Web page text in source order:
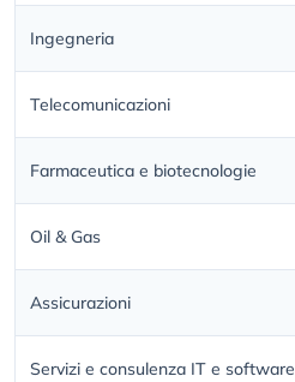
Ingegneria
Telecomunicazioni
Farmaceutica e biotecnologie
Oil & Gas
Assicurazioni
Servizi e consulenza IT e software